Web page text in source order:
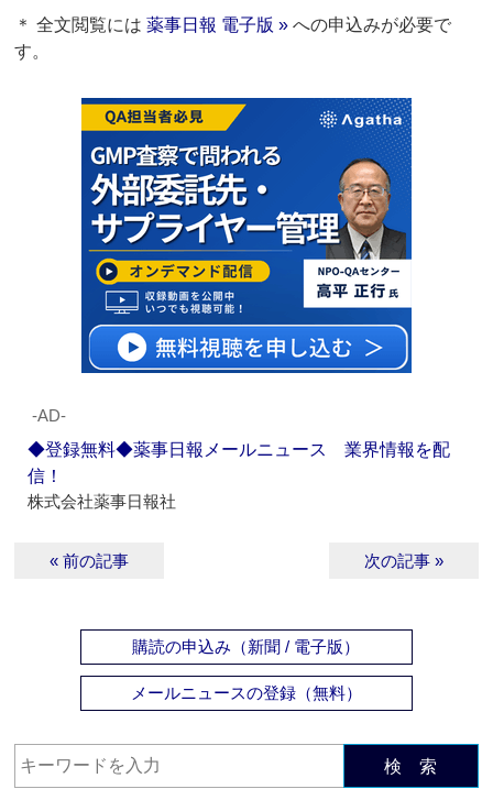
＊ 全文閲覧には薬事日報 電子版 » への申込みが必要で
す。
‐AD‐
◆登録無料◆薬事日報メールニュース 業界情報を配
信！
株式会社薬事日報社
« 前の記事 次の記事 »
購読の申込み（新聞 / 電子版）
メールニュースの登録（無料）
検 索